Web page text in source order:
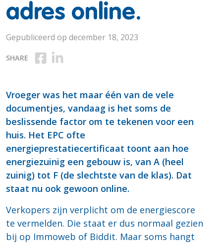
adres online.
Gepubliceerd op december 18, 2023
SHARE Deel op Facebook
Deel op Linkedin
Vroeger was het maar één van de vele
documentjes, vandaag is het soms de
beslissende factor om te tekenen voor een
huis. Het EPC ofte
energieprestatiecertificaat toont aan hoe
energiezuinig een gebouw is, van A (heel
zuinig) tot F (de slechtste van de klas). Dat
staat nu ook gewoon online.
Verkopers zijn verplicht om de energiescore
te vermelden. Die staat er dus normaal gezien
bij op Immoweb of Biddit. Maar soms hangt